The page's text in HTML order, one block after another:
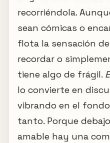
recorriéndola.
sean cómicas o
flota la sensación
recordar o
tiene algo de frágil.
lo convierte en
vibrando en el
tanto. Porque
amable hay una